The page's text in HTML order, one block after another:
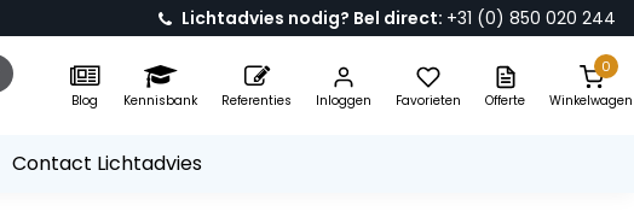
Lichtadvies nodig? Bel direct: +31 (0) 850 020 244
Blog Kennisbank Referenties Inloggen Favorieten Offerte
0
Winkelwagen
Contact Lichtadvies